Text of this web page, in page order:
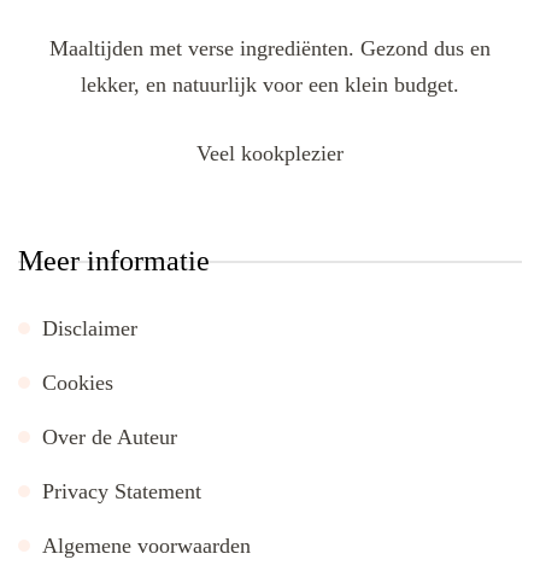
Maaltijden met verse ingrediënten. Gezond dus en
lekker, en natuurlijk voor een klein budget.
Veel kookplezier
Meer informatie
Disclaimer
Cookies
Over de Auteur
Privacy Statement
Algemene voorwaarden